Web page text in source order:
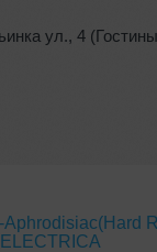
ул., 4
Aphrodisiac(Hard